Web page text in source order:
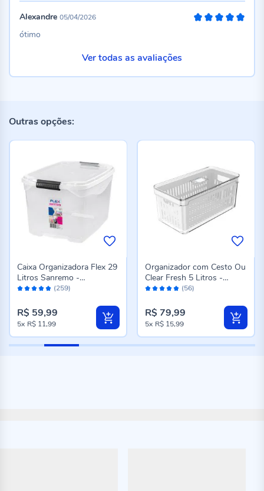
Alexandre 05/04/2026
ótimo
Ver todas as avaliações
Outras opções:
Avaliação: (259)
Caixa Organizadora Flex 29
Litros Sanremo -
Transparente
R$ 59,99
5x R$ 11,99
Avaliação: (56)
Organizador com Cesto Ou
Clear Fresh 5 Litros -
Transparente e Branco
R$ 79,99
5x R$ 15,99